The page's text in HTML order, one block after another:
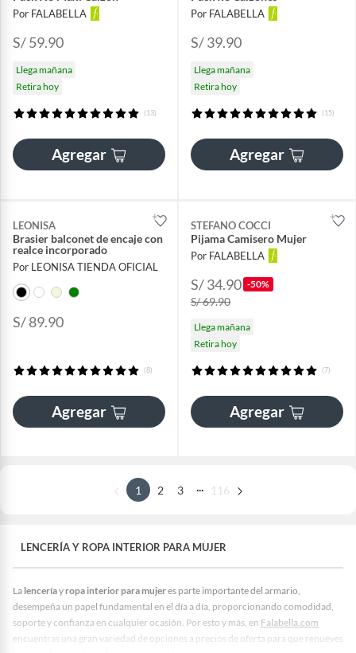
Por FALABELLA
S/ 59.90
Llega mañana
Retira hoy
(13)
Agregar
Por FALABELLA
S/ 39.90
Llega mañana
Retira hoy
(15)
Agregar
LEONISA
Brasier balconet de encaje con
realce incorporado
Por LEONISA TIENDA OFICIAL
S/ 89.90
(8)
Agregar
STEFANO COCCI
Pijama Camisero Mujer
Por FALABELLA
S/ 34.90 -50%
S/ 69.90
Llega mañana
Retira hoy
(7)
Agregar
1 2 3 116
LENCERÍA Y ROPA INTERIOR PARA MUJER
La lenceríayropa interior para mujeres parte importante del armario,
desempeña un papel fundamental en el día a día, proporcionando comodidad,
soporte y confianza en cualquier ocasión. Por esto y más, en Falabella.com
encuentras una gran variedad de opciones a precios de oferta para que renueves